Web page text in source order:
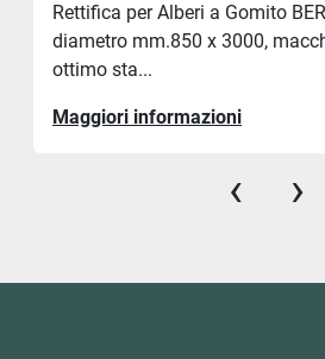
Rettifica per Alberi a Gomito
diametro mm.850 x 3000,
ottimo sta...
Maggiori informazioni
‹ ›